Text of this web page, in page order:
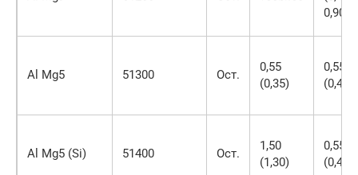
0,90)
Al Mg5 51300 Ост.
0,55
(0,35)
0,55
(0,45)
Al Mg5 (Si) 51400 Ост.
1,50
(1,30)
0,55
(0,45)